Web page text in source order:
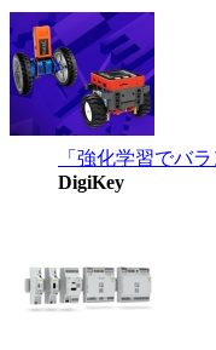
「強化学習でバ
DigiKey